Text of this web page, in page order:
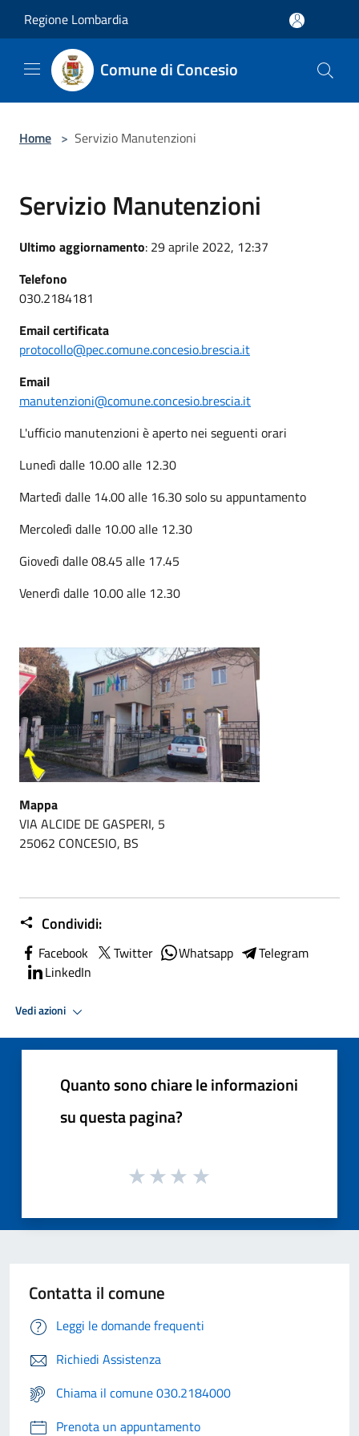
Regione Lombardia
Comune di Concesio
Home > Servizio Manutenzioni
Servizio Manutenzioni
Ultimo aggiornamento: 29 aprile 2022, 12:37
Telefono
030.2184181
Email certificata
protocollo@pec.comune.concesio.brescia.it
Email
manutenzioni@comune.concesio.brescia.it
L'ufficio manutenzioni è aperto nei seguenti orari
Lunedì dalle 10.00 alle 12.30
Martedì dalle 14.00 alle 16.30 solo su appuntamento
Mercoledì dalle 10.00 alle 12.30
Giovedì dalle 08.45 alle 17.45
Venerdì dalle 10.00 alle 12.30
Mappa
VIA ALCIDE DE GASPERI, 5
25062 CONCESIO, BS
Condividi:
Facebook Twitter Whatsapp
Telegram
LinkedIn
Vedi azioni
Quanto sono chiare le informazioni
su questa pagina?
Contatta il comune
Leggi le domande frequenti
Richiedi Assistenza
Chiama il comune 030.2184000
Prenota un appuntamento